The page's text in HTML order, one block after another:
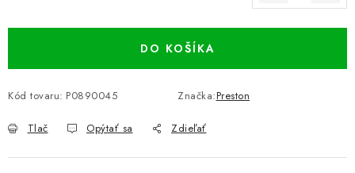
DO KOŠÍKA
Kód tovaru: P0890045 Značka:Preston
Tlač Opýtať sa Zdieľať